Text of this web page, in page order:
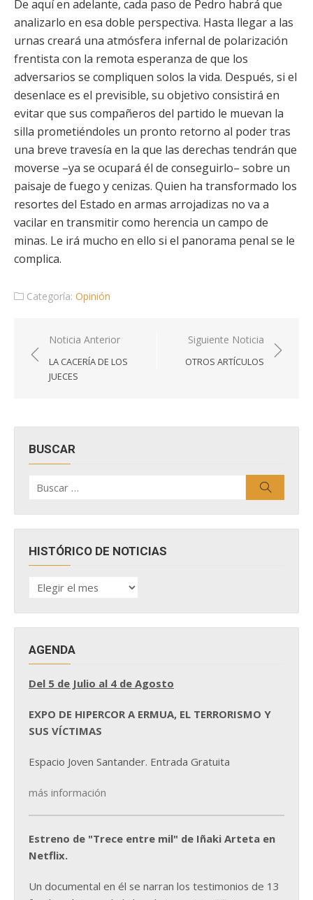
De aquí en adelante, cada paso de Pedro habrá que
analizarlo en esa doble perspectiva. Hasta llegar a las
urnas creará una atmósfera infernal de polarización
frentista con la remota esperanza de que los
adversarios se compliquen solos la vida. Después, si el
desenlace es el previsible, su objetivo consistirá en
evitar que sus compañeros del partido le muevan la
silla prometiéndoles un pronto retorno al poder tras
una breve travesía en la que las derechas tendrán que
moverse –ya se ocupará él de conseguirlo– sobre un
paisaje de fuego y cenizas. Quien ha transformado los
resortes del Estado en armas arrojadizas no va a
vacilar en transmitir como herencia un campo de
minas. Le irá mucho en ello si el panorama penal se le
complica.
Categoría: Opinión
Navegación
de
entradas
Noticia Anterior
LA CACERÍA DE LOS
JUECES
Siguiente Noticia
OTROS ARTÍCULOS
BUSCAR
por:
HISTÓRICO DE NOTICIAS
HISTÓRICO
DE
AGENDA
Del 5 de Julio al 4 de Agosto
EXPO DE HIPERCOR A ERMUA, EL TERRORISMO Y
SUS VÍCTIMAS
Espacio Joven Santander. Entrada Gratuita
más información
Estreno de "Trece entre mil" de Iñaki Arteta en
Netflix.
Un documental en él se narran los testimonios de 13